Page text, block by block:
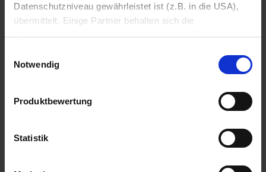
Datenschutzniveau gewährleistet ist (z.B. in die USA),
übermittelt. Einige Partner behalten sich die
Weiterverarbeitung Ihrer Daten zu eigenen Zwecken vor
Dritten). Weitere Infos erhalten Sie in der
widerrufen
Datenschutzerklärung
Notwendig
Produktbewertung
Statistik
n
e
n
3
w
t
n
e
n